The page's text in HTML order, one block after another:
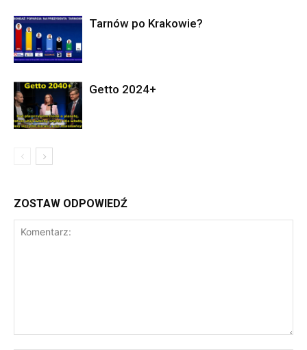
Tarnów po Krakowie?
Getto 2024+
ZOSTAW ODPOWIEDŹ